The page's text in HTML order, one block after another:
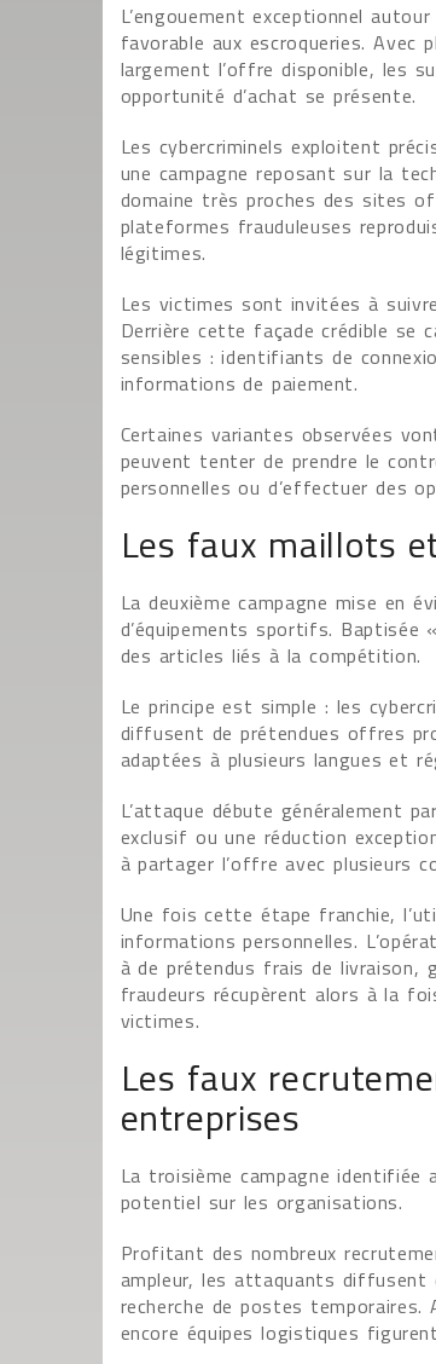
L’engouement exceptionnel
favorable aux escroqueries. Avec
largement l’offre disponible, les
opportunité d’achat se présente.
Les cybercriminels exploitent
une campagne reposant sur la
domaine très proches des sites
plateformes frauduleuses
légitimes.
Les victimes sont invitées à
Derrière cette façade crédible
sensibles : identifiants de
informations de paiement.
Certaines variantes observées
peuvent tenter de prendre le
personnelles ou d’effectuer des
Les faux maillots
La deuxième campagne mise en
d’équipements sportifs.
des articles liés à la compétition.
Le principe est simple : les
diffusent de prétendues offres
adaptées à plusieurs langues et
L’attaque débute généralement
exclusif ou une réduction
à partager l’offre avec plusieurs
Une fois cette étape franchie,
informations personnelles.
à de prétendus frais de livraison,
fraudeurs récupèrent alors à la
victimes.
Les faux
entreprises
La troisième campagne identifiée
potentiel sur les organisations.
Profitant des nombreux
ampleur, les attaquants
recherche de postes temporaires.
encore équipes logistiques